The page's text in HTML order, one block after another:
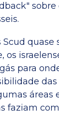
Scud quase
os
para
das
áreas
faziam